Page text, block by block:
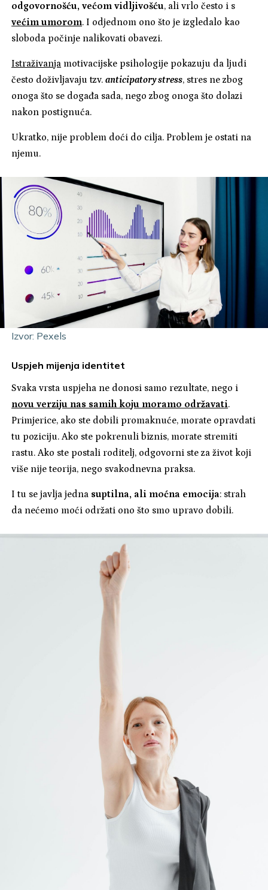
odgovornošću, većom vidljivošću, ali vrlo često i s
većim umorom. I odjednom ono što je izgledalo kao
sloboda počinje nalikovati obavezi.
Istraživanja motivacijske psihologije pokazuju da ljudi
često doživljavaju tzv.anticipatory stress, stres ne zbog
onoga što se događa sada, nego zbog onoga što dolazi
nakon postignuća.
Ukratko, nije problem doći do cilja. Problem je ostati na
njemu.
Izvor: Pexels
Uspjeh mijenja identitet
Svaka vrsta uspjeha ne donosi samo rezultate, nego i
novu verziju nas samih koju moramo održavati.
Primjerice, ako ste dobili promaknuće, morate opravdati
tu poziciju. Ako ste pokrenuli biznis, morate stremiti
rastu. Ako ste postali roditelj, odgovorni ste za život koji
više nije teorija, nego svakodnevna praksa.
I tu se javlja jedna suptilna, ali moćna emocija: strah
da nećemo moći održati ono što smo upravo dobili.